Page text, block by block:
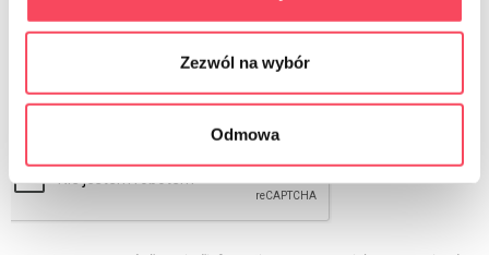
Zezwól na wybór
Odmowa
Sign up for the newsletter